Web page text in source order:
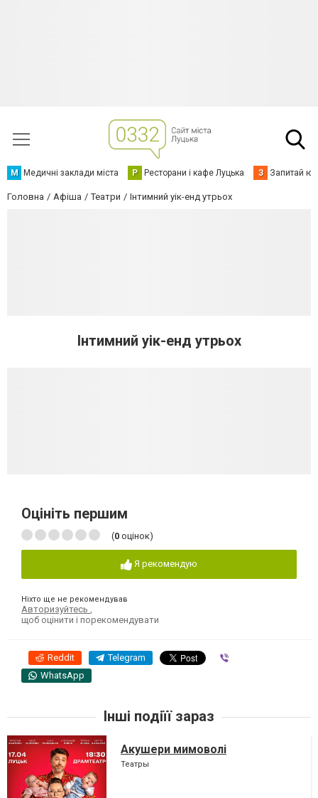
М Медичні заклади міста Р Ресторани і кафе Луцька З Запитай
Головна Афіша Театри Інтимний уік-енд утрьох
Інтимний уік-енд утрьох
Оцініть першим
(0 оцінок)
Я рекомендую
Ніхто ще не рекомендував
Авторизуйтесь
щоб оцінити і порекомендувати
Reddit Telegram
WhatsApp
Інші подіїї зараз
Акушери мимоволі
Театры